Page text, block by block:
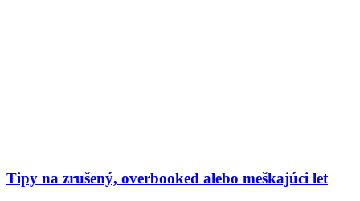
Tipy na zrušený, overbooked alebo meškajúci let